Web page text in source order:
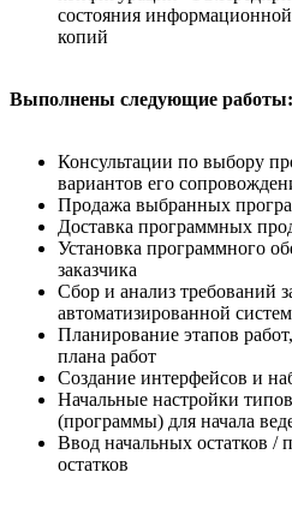
состояния
копий
Выполнены следующие работы:
Консультации по выбору
вариантов его
Продажа выбранных
Доставка программных
Установка программного
заказчика
Сбор и анализ требований
автоматизированной
Планирование этапов
плана работ
Создание интерфейсов и
Начальные настройки
(программы) для начала
Ввод начальных остатков /
остатков